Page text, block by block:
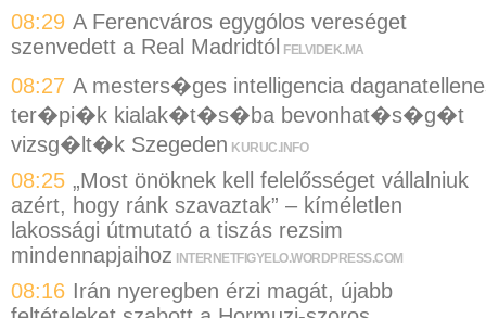
08:29 A Ferencváros egygólos vereséget
szenvedett a Real Madridtól
FELVIDEK.MA
08:27 A mesters�ges intelligencia
ter�pi�k kialak�t�s�ba bevonhat�s�g�t
vizsg�lt�k Szegeden KURUC.INFO
08:25 „Most önöknek kell felelősséget vállalniuk
azért, hogy ránk szavaztak” – kíméletlen
lakossági útmutató a tiszás rezsim
mindennapjaihoz
INTERNETFIGYELO.WORDPRESS.COM
08:16 Irán nyeregben érzi magát, újabb